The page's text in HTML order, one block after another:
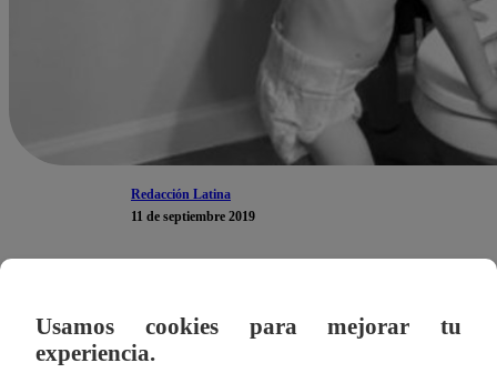
Redacción Latina
11 de septiembre 2019
impactado a millones de personas en las redes sociales.
retrete, poco después de haber vomitando.
Usamos cookies para mejorar tu
experiencia.